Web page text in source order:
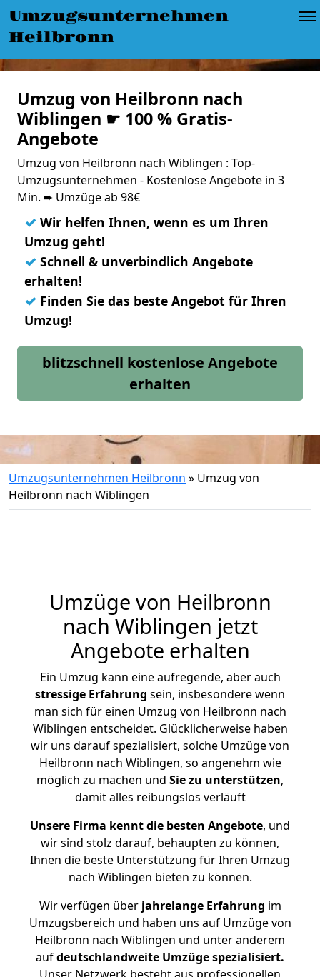
Umzugsunternehmen
Heilbronn
Umzug von Heilbronn nach
Wiblingen ☛ 100 % Gratis-
Angebote
Umzug von Heilbronn nach Wiblingen : Top-
Umzugsunternehmen - Kostenlose Angebote in 3
Min. ➨ Umzüge ab 98€
✓ Wir helfen Ihnen, wenn es um Ihren
Umzug geht!
✓ Schnell & unverbindlich Angebote
erhalten!
✓ Finden Sie das beste Angebot für Ihren
Umzug!
blitzschnell kostenlose Angebote
erhalten
Umzugsunternehmen Heilbronn » Umzug von
Heilbronn nach Wiblingen
Umzüge von Heilbronn
nach Wiblingen jetzt
Angebote erhalten
Ein Umzug kann eine aufregende, aber auch
stressige Erfahrung sein, insbesondere wenn
man sich für einen Umzug von Heilbronn nach
Wiblingen entscheidet. Glücklicherweise haben
wir uns darauf spezialisiert, solche Umzüge von
Heilbronn nach Wiblingen, so angenehm wie
möglich zu machen und Sie zu unterstützen,
damit alles reibungslos verläuft
Unsere Firma kennt die besten Angebote, und
wir sind stolz darauf, behaupten zu können,
Ihnen die beste Unterstützung für Ihren Umzug
nach Wiblingen bieten zu können.
Wir verfügen überjahrelange Erfahrung im
Umzugsbereich und haben uns auf Umzüge von
Heilbronn nach Wiblingen und unter anderem
aufdeutschlandweite Umzüge spezialisiert.